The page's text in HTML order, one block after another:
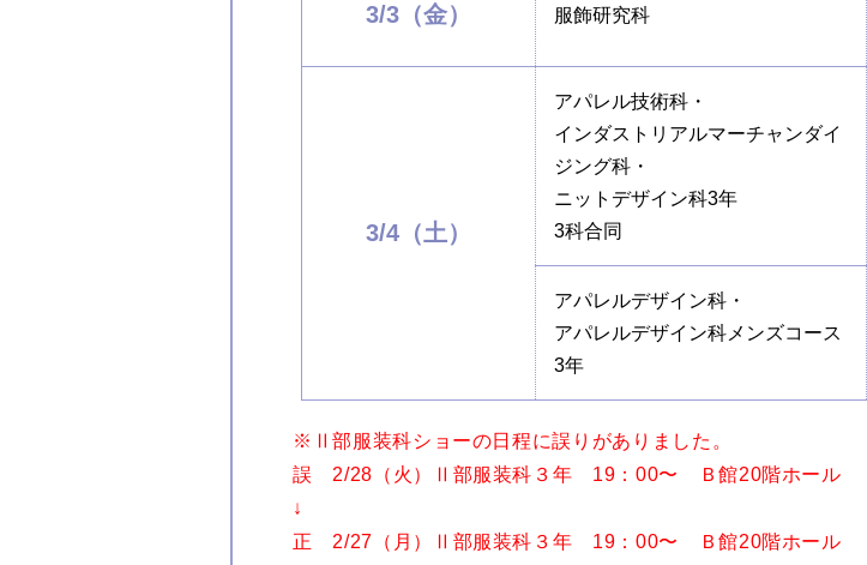
3/3（金） 服飾研究科
3/4（土）
アパレル技術科・
インダストリアルマーチャンダイ
ジング科・
ニットデザイン科3年
3科合同
アパレルデザイン科・
アパレルデザイン科メンズコース
3年
※Ⅱ部服装科ショーの日程に誤りがありました。
誤 2/28（火）Ⅱ部服装科３年 19：00〜 Ｂ館20階ホール
↓
正 2/27（月）Ⅱ部服装科３年 19：00〜 Ｂ館20階ホール